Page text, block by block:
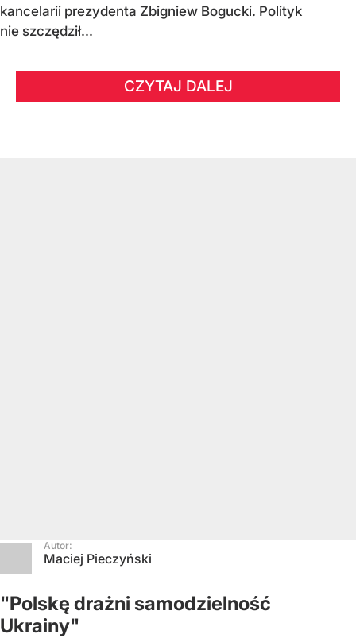
kancelarii prezydenta Zbigniew Bogucki. Polityk
nie szczędził...
CZYTAJ DALEJ
Autor:
Maciej Pieczyński
"Polskę drażni samodzielność
Ukrainy"